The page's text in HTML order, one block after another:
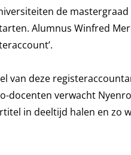
de mastergraad
Alumnus Winfred
van deze
docenten verwacht
in deeltijd halen en zo